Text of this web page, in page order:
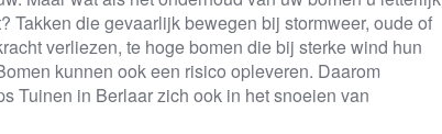
Takken die gevaarlijk bewegen bij stormweer, oude of
verliezen, te hoge bomen die bij sterke wind hun
kunnen ook een risico opleveren. Daarom
Tuinen in Berlaar zich ook in het snoeien van